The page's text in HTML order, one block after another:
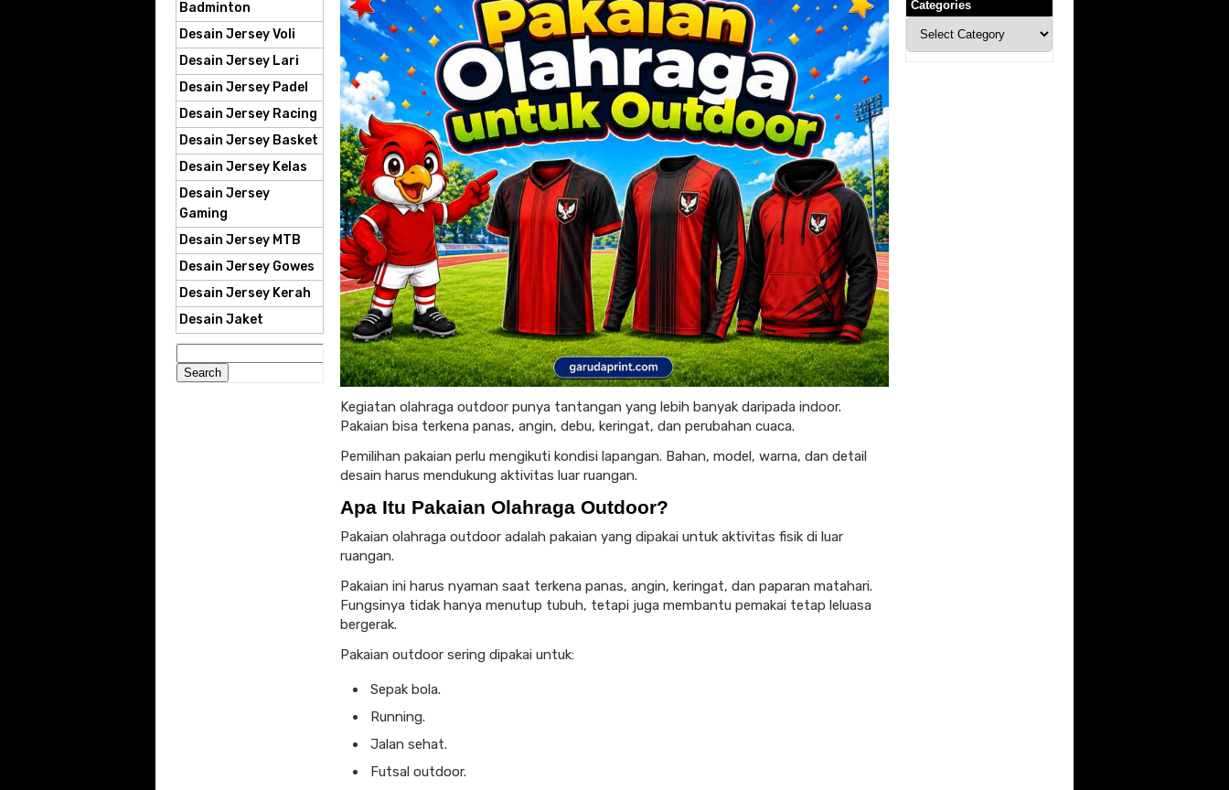
Kegiatan olahraga outdoor punya tantangan yang lebih banyak daripada indoor.
Pakaian bisa terkena panas, angin, debu, keringat, dan perubahan cuaca.
Pemilihan pakaian perlu mengikuti kondisi lapangan. Bahan, model, warna, dan detail
desain harus mendukung aktivitas luar ruangan.
Apa Itu Pakaian Olahraga Outdoor?
Pakaian olahraga outdoor adalah pakaian yang dipakai untuk aktivitas fisik di luar
ruangan.
Pakaian ini harus nyaman saat terkena panas, angin, keringat, dan paparan matahari.
Fungsinya tidak hanya menutup tubuh, tetapi juga membantu pemakai tetap leluasa
bergerak.
Pakaian outdoor sering dipakai untuk:
Sepak bola.
Running.
Jalan sehat.
Futsal outdoor.
Badminton
Desain Jersey Voli
Desain Jersey Lari
Desain Jersey Padel
Desain Jersey Racing
Desain Jersey Basket
Desain Jersey Kelas
Desain Jersey
Gaming
Desain Jersey MTB
Desain Jersey Gowes
Desain Jersey Kerah
Desain Jaket
for:
Categories
Categories